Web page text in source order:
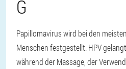
G
Papillomavirus wird bei den
Menschen festgestellt. HPV
während der Massage, der